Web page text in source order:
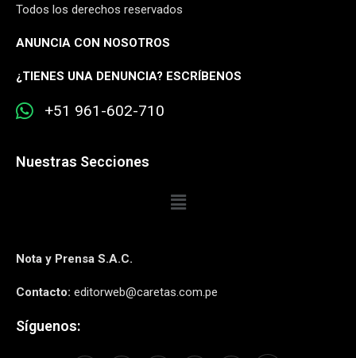
Todos los derechos reservados
ANUNCIA CON NOSOTROS
¿TIENES UNA DENUNCIA? ESCRÍBENOS
+51 961-602-710
Nuestras Secciones
Nota y Prensa S.A.C.
Contacto: editorweb@caretas.com.pe
Síguenos: